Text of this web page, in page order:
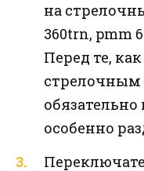
на
360trn, pmm
Перед те,
особенно